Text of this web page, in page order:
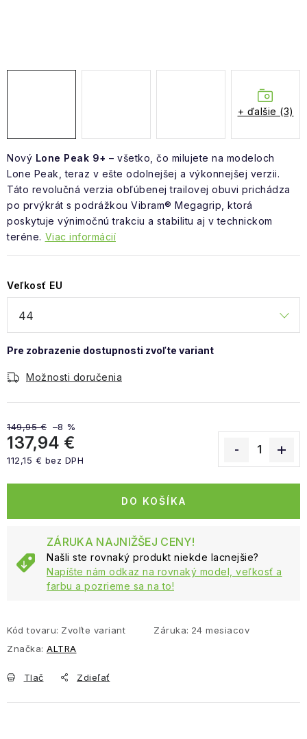
Nový Lone Peak 9+ – všetko, čo milujete na modeloch
Lone Peak, teraz v ešte odolnejšej a výkonnejšej verzii.
Táto revolučná verzia obľúbenej trailovej obuvi prichádza
po prvýkrát s podrážkou Vibram® Megagrip, ktorá
poskytuje výnimočnú trakciu a stabilitu aj v technickom
teréne. Viac informácií
Veľkosť EU
Možnosti doručenia
149,95 € –8 %
137,94 €
112,15 € bez DPH
DO KOŠÍKA
ZÁRUKA NAJNIŽŠEJ CENY!
Našli ste rovnaký produkt niekde lacnejšie?
Napíšte nám odkaz na rovnaký model, veľkosť a
farbu a pozrieme sa na to!
Kód tovaru: Zvoľte variant Záruka: 24 mesiacov
Značka: ALTRA
Tlač Zdieľať
+ ďalšie (3)